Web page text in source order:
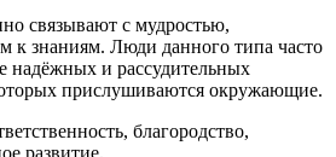
связывают с мудростью,
к знаниям. Люди данного типа часто
надёжных и рассудительных
прислушиваются окружающие.
благородство,
развитие.